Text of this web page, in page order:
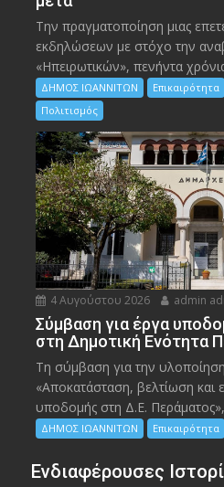
Την πραγματοποίηση μιας
εκδηλώσεων με στόχο την
«Ηπειρωτικών», πενήντα
ΔΗΜΟΣ ΙΩΑΝΝΙΤΩΝ Επικαιρότητα
Πολιτισμός
4 Αυγούστου 2026 admin
Σύμβαση για έργα
στη Δημοτική Ενότητα
Τη σύμβαση για την
«Αποκατάσταση, βελτίωση και
υποδομής στη Δ.Ε.
ΔΗΜΟΣ ΙΩΑΝΝΙΤΩΝ Επικαιρότητα
Ενδιαφέρουσες